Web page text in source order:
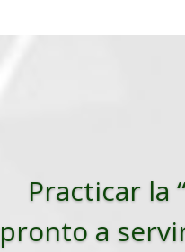
Practicar la
pronto a